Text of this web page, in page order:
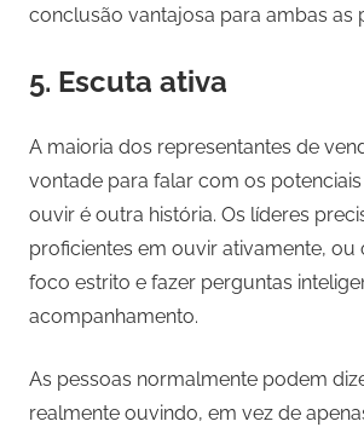
conclusão vantajosa para ambas as
5. Escuta ativa
A maioria dos representantes de
vontade para falar com os
ouvir é outra história. Os líderes
proficientes em ouvir ativamente,
foco estrito e fazer perguntas
acompanhamento.
As pessoas normalmente podem
realmente ouvindo, em vez de